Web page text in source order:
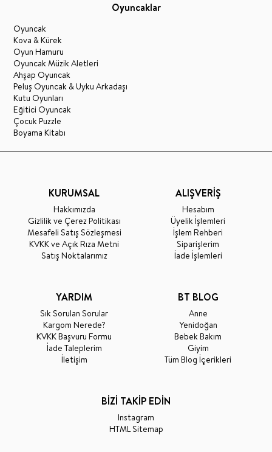
Oyuncaklar
Oyuncak
Kova & Kürek
Oyun Hamuru
Oyuncak Müzik Aletleri
Ahşap Oyuncak
Peluş Oyuncak & Uyku Arkadaşı
Kutu Oyunları
Eğitici Oyuncak
Çocuk Puzzle
Boyama Kitabı
KURUMSAL
Hakkımızda
Gizlilik ve Çerez Politikası
Mesafeli Satış Sözleşmesi
KVKK ve Açık Rıza Metni
Satış Noktalarımız
ALIŞVERİŞ
Hesabım
Üyelik İşlemleri
İşlem Rehberi
Siparişlerim
İade İşlemleri
YARDIM
Sık Sorulan Sorular
Kargom Nerede?
KVKK Başvuru Formu
İade Taleplerim
İletişim
BT BLOG
Anne
Yenidoğan
Bebek Bakım
Giyim
Tüm Blog İçerikleri
BİZİ TAKİP EDİN
Instagram
HTML Sitemap